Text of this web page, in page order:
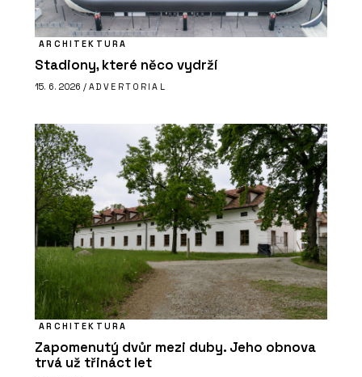
ARCHITEKTURA
Stadiony, které něco vydrží
15. 6. 2026 / ADVERTORIAL
ARCHITEKTURA
Zapomenutý dvůr mezi duby. Jeho obnova
trvá už třináct let